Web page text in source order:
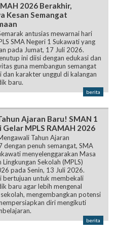
2026 Berakhir,
Kesan Semangat
antusias mewarnai hari
SMA Negeri 1 Sukawati yang
pada Jumat, 17 Juli 2026.
ini diisi dengan edukasi dan
guna membangun semangat
dan karakter unggul di kalangan
baru.
berita
Ajaran Baru! SMAN 1
MPLS RAMAH 2026
Tahun Ajaran
penuh semangat, SMA
menyelenggarakan Masa
Lingkungan Sekolah (MPLS)
pada Senin, 13 Juli 2026.
bertujuan untuk membekali
baru agar lebih mengenal
mengembangkan potensi
diri mengikuti
berita